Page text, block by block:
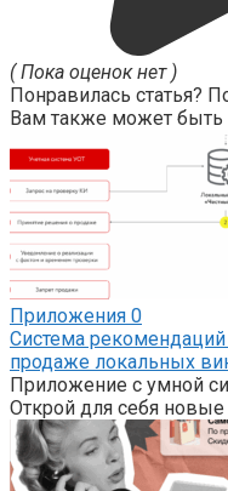
( Пока оценок нет )
Понравилась статья?
Вам также может быть
Приложения 0
Система
продаже локальных
Приложение с умной
Открой для себя